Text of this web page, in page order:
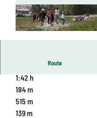
Route
1:42 h
184 m
515 m
139 m